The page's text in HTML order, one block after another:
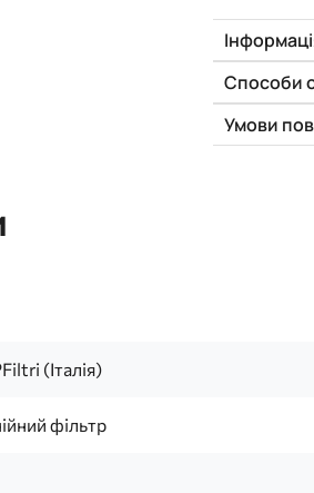
Способи
Умови
(Італія)
фільтр